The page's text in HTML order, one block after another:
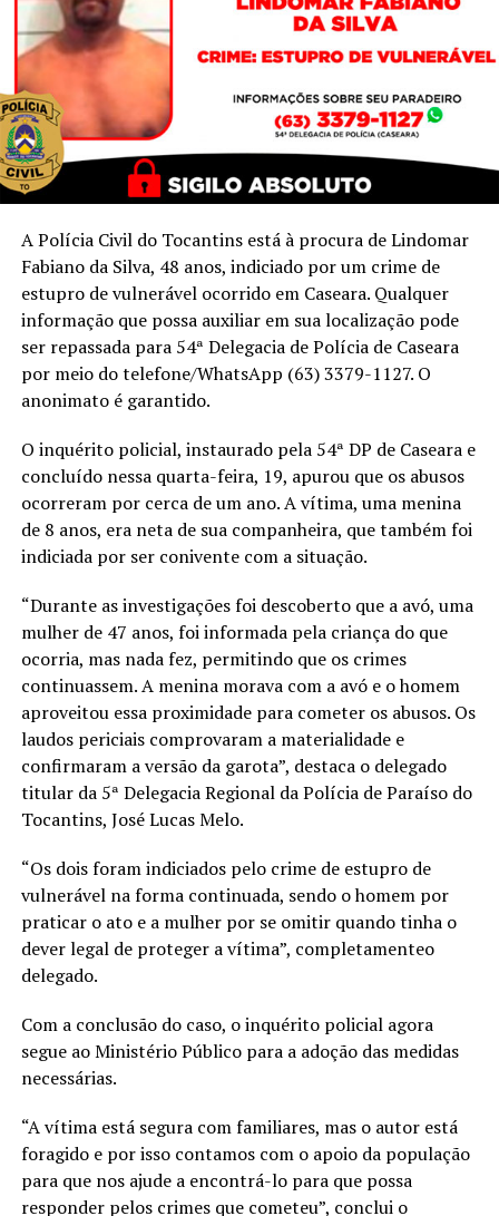
A Polícia Civil do Tocantins está à procura de Lindomar
Fabiano da Silva, 48 anos, indiciado por um crime de
estupro de vulnerável ocorrido em Caseara. Qualquer
informação que possa auxiliar em sua localização pode
ser repassada para 54ª Delegacia de Polícia de Caseara
por meio do telefone/WhatsApp (63) 3379-1127. O
anonimato é garantido.
O inquérito policial, instaurado pela 54ª DP de Caseara e
concluído nessa quarta-feira, 19, apurou que os abusos
ocorreram por cerca de um ano. A vítima, uma menina
de 8 anos, era neta de sua companheira, que também foi
indiciada por ser conivente com a situação.
“Durante as investigações foi descoberto que a avó, uma
mulher de 47 anos, foi informada pela criança do que
ocorria, mas nada fez, permitindo que os crimes
continuassem. A menina morava com a avó e o homem
aproveitou essa proximidade para cometer os abusos. Os
laudos periciais comprovaram a materialidade e
confirmaram a versão da garota”, destaca o delegado
titular da 5ª Delegacia Regional da Polícia de Paraíso do
Tocantins, José Lucas Melo.
“Os dois foram indiciados pelo crime de estupro de
vulnerável na forma continuada, sendo o homem por
praticar o ato e a mulher por se omitir quando tinha o
dever legal de proteger a vítima”, completamenteo
delegado.
Com a conclusão do caso, o inquérito policial agora
segue ao Ministério Público para a adoção das medidas
necessárias.
“A vítima está segura com familiares, mas o autor está
foragido e por isso contamos com o apoio da população
para que nos ajude a encontrá-lo para que possa
responder pelos crimes que cometeu”, conclui o